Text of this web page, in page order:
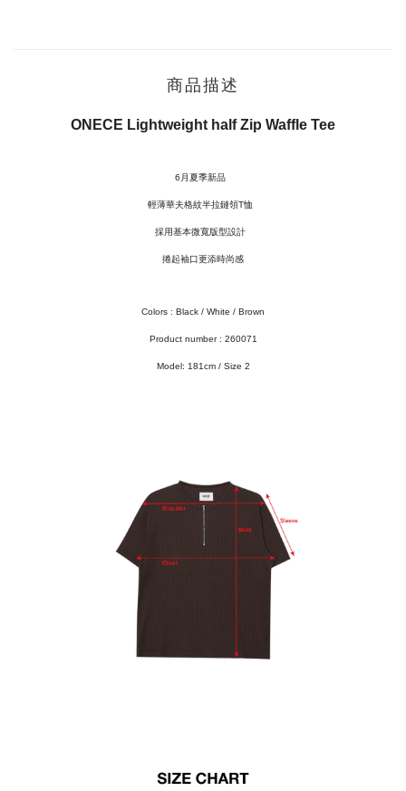
商品描述
ONECE Lightweight half Zip Waffle Tee
6月夏季新品
輕薄華夫格紋半拉鏈領T恤
採用基本微寬版型設計
捲起袖口更添時尚感
Colors : Black / White / Brown
Product number : 260071
Model: 181cm / Size 2